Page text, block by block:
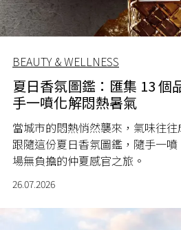
BEAUTY & WELLNESS
夏日香氛圖鑑：匯集 13 個
手一噴化解悶熱暑氣
當城市的悶熱悄然襲來，氣味往
跟隨這份夏日香氛圖鑑，隨手一
場無負擔的仲夏感官之旅。
26.07.2026